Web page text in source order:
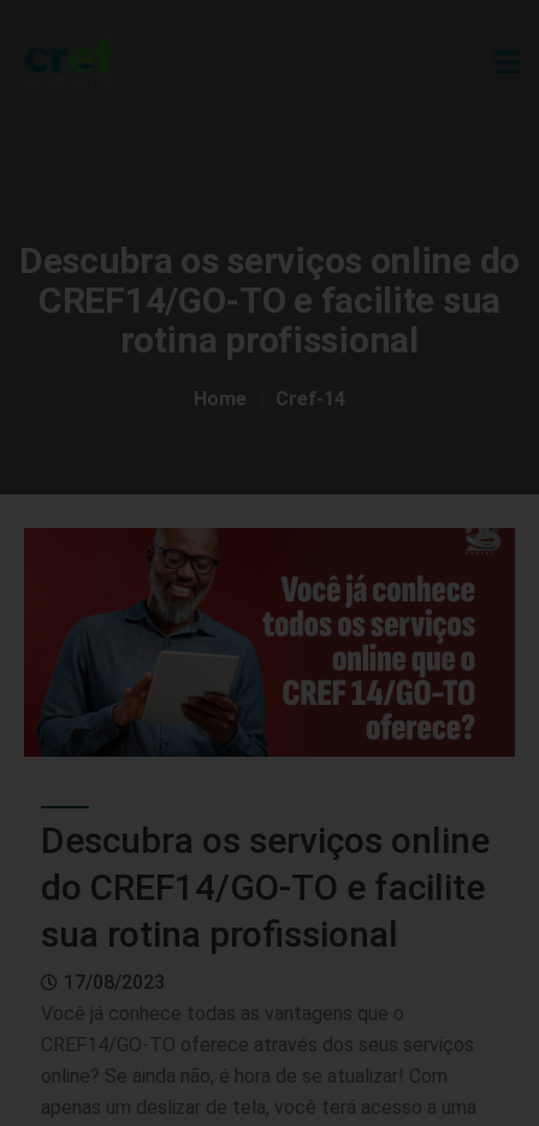
Descubra os serviços online do
CREF14/GO-TO e facilite sua
rotina profissional
Home Cref-14
Descubra os serviços online
do CREF14/GO-TO e facilite
sua rotina profissional
17/08/2023
Você já conhece todas as vantagens que o
CREF14/GO-TO oferece através dos seus serviços
online? Se ainda não, é hora de se atualizar! Com
apenas um deslizar de tela, você terá acesso a uma